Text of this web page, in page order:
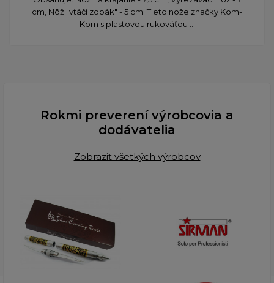
cm, Nôž "vtáčí zobák" - 5 cm. Tieto nože značky Kom-
Kom s plastovou rukoväťou ...
Rokmi preverení výrobcovia a
dodávatelia
Zobraziť všetkých výrobcov